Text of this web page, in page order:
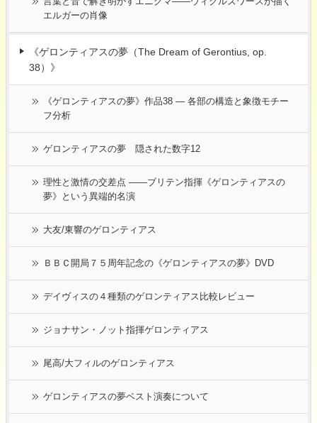
エルガーの肖像
《ゲロンティアスの夢（The Dream of Gerontius, op.
38）》
《ゲロンティアスの夢》作品38 ― 各部の構造と象徴モチー
フ分析
ゲロンティアスの夢 隠された数字12
理性と激情の交差点 ――ブリテン指揮《ゲロンティアスの
夢》という異端的名演
大友/東響のゲロンティアス
ＢＢＣ開局７５周年記念の《ゲロンティアスの夢》DVD
デイヴィスの４種類のゲロンティアス比較レビュー
ジョナサン・ノット指揮ゲロンティアス
尾高/大フィルのゲロンティアス
ゲロンティアスの夢ベスト演奏について